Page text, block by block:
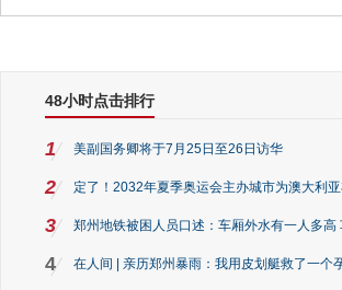
48小时点击排行
1 美副国务卿将于7月25日至26日访华
2 定了！2032年夏季奥运会主办城市为澳大利
3 郑州地铁被困人员口述：车厢外水有一人多高
4 在人间 | 亲历郑州暴雨：我用皮划艇救了一个